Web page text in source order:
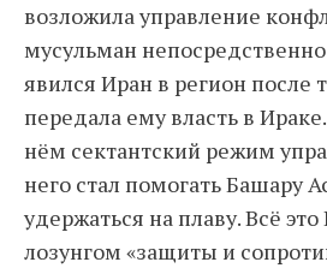
возложила управление
мусульман
явился Иран в регион после
передала ему власть в
нём сектантский режим
него стал помогать Башару
удержаться на плаву. Всё
лозунгом «защиты и